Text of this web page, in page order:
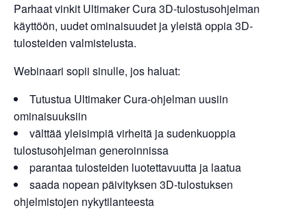
Parhaat vinkit Ultimaker Cura 3D-tulostusohjelman
käyttöön, uudet ominaisuudet ja yleistä oppia 3D-
tulosteiden valmistelusta.
Webinaari sopii sinulle, jos haluat:
Tutustua Ultimaker Cura-ohjelman uusiin
ominaisuuksiin
välttää yleisimpiä virheitä ja sudenkuoppia
tulostusohjelman generoinnissa
parantaa tulosteiden luotettavuutta ja laatua
saada nopean päivityksen 3D-tulostuksen
ohjelmistojen nykytilanteesta